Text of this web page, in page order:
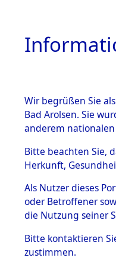
BESTÄNDE
mente
5. Verschiedenes
Todesmärsche
5.3.1 Alliierte
Wir begrüßen Sie
Bad Arolsen. Sie
anderem
Bitte beachten Sie,
Herkunft,
Als Nutzer dieses
oder Betroffener
die Nutzung seiner
Bitte kontaktieren
zustimmen.